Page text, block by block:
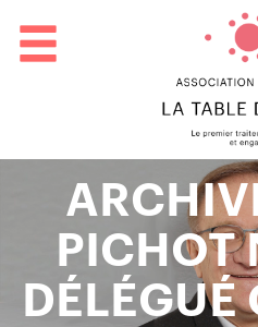
PICHOT
DÉLÉGUÉ